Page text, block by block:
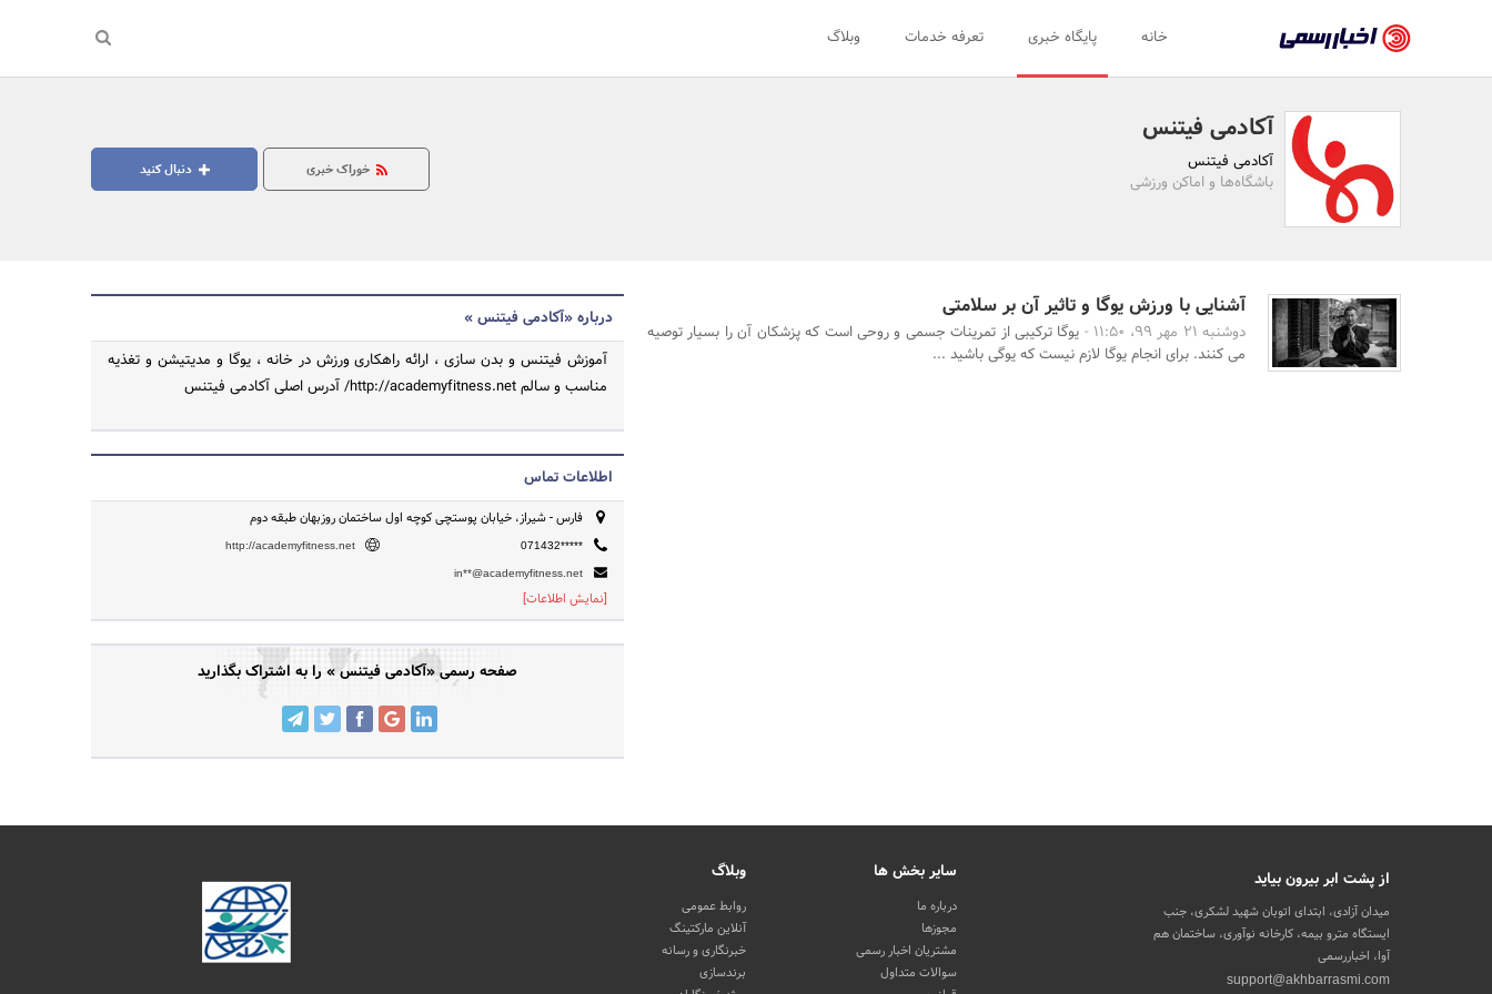
رسمی
-
اخبار
تایید
سازمان‌ها
و
روابط
خانه پایگاه خبری تعرفه خدمات وبلاگ
جستجو
آکادمی فیتنس
آکادمی فیتنس
باشگاه‌ها و اماکن ورزشی
دنبال کنید خوراک خبری
آشنایی با ورزش یوگا و تاثیر آن بر سلامتی
دوشنبه 21 مهر 99، 11:50 -
یوگا ترکیبی از تمرینات جسمی و روحی است که پزشکان آن را بسیار توصیه
می کنند. برای انجام یوگا لازم نیست که یوگی باشید ...
درباره «آکادمی فیتنس »
آموزش فیتنس و بدن سازی ، ارائه راهکاری ورزش در خانه ، یوگا و مدیتیشن و تغذیه
مناسب و سالم http://academyfitness.net/ آدرس اصلی آکادمی فیتنس
اطلاعات تماس
فارس - شیراز، خیابان پوستچی کوچه اول ساختمان روزبهان طبقه دوم
071432*****
http://academyfitness.net
in**@academyfitness.net
[نمایش اطلاعات]
صفحه رسمی «آکادمی فیتنس » را به اشتراک بگذارید
از پشت ابر بیرون بیاید
میدان آزادی، ابتدای اتوبان شهید لشکری، جنب
ایستگاه مترو بیمه، کارخانه نوآوری، ساختمان هم
آوا، اخباررسمی
support@akhbarrasmi.com
سایر بخش ها
درباره ما
مجوزها
مشتریان اخبار رسمی
سوالات متداول
وبلاگ
روابط عمومی
آنلاین مارکتینگ
خبرنگاری و رسانه
برندسازی